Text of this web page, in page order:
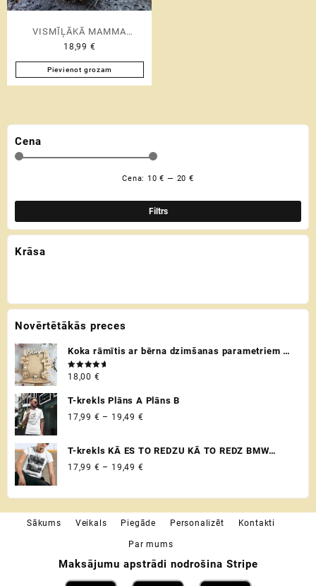
VISMĪĻĀKĀ MAMMA
PASAULĒ ♡ emaljas krūze
18,99 €
Pievienot grozam
Cena
Filtrs
Cena: 10 € — 20 €
Krāsa
Novērtētākās preces
Koka rāmītis ar bērna dzimšanas parametriem /
metriku - personalizēta dāvana raudzībās un
citos svētkos ♡
Novērtēts
ar 5.00
18,00 €
T-krekls Plāns A Plāns B
17,99 € – 19,49 €
17,99 €
T-krekls KĀ ES TO REDZU KĀ TO REDZ BMW
VADITĀJS
17,99 € – 19,49 €
through
19,49 €
Sākums Veikals Piegāde Personalizēt Kontakti
Par mums
Maksājumu apstrādi nodrošina Stripe